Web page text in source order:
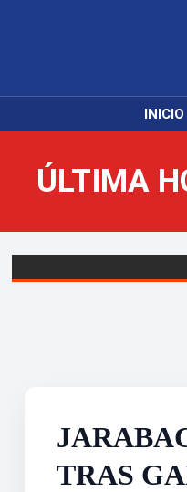
INICIO
ÚLTIMA
nuevo
TRAS